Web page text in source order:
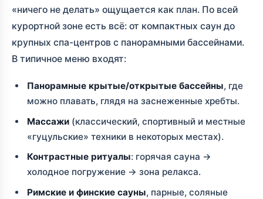
«ничего не делать» ощущается как план. По всей
курортной зоне есть всё: от компактных саун до
крупных спа-центров с панорамными бассейнами.
В типичное меню входят:
Панорамные крытые/открытые бассейны, где
можно плавать, глядя на заснеженные хребты.
Массажи (классический, спортивный и местные
«гуцульские» техники в некоторых местах).
Контрастные ритуалы: горячая сауна →
холодное погружение → зона релакса.
Римские и финские сауны, парные, соляные